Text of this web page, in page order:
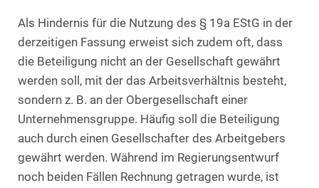
Als Hindernis für die Nutzung des § 19a EStG in der
derzeitigen Fassung erweist sich zudem oft, dass
die Beteiligung nicht an der Gesellschaft gewährt
werden soll, mit der das Arbeitsverhältnis besteht,
sondern z. B. an der Obergesellschaft einer
Unternehmensgruppe. Häufig soll die Beteiligung
auch durch einen Gesellschafter des Arbeitgebers
gewährt werden. Während im Regierungsentwurf
noch beiden Fällen Rechnung getragen wurde, ist